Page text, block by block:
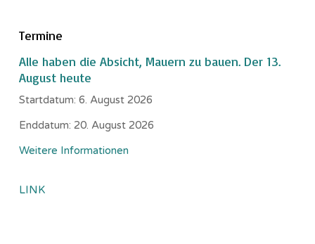
Termine
Alle haben die Absicht, Mauern zu bauen. Der 13.
August heute
Startdatum: 6. August 2026
Enddatum: 20. August 2026
Weitere Informationen
LINK